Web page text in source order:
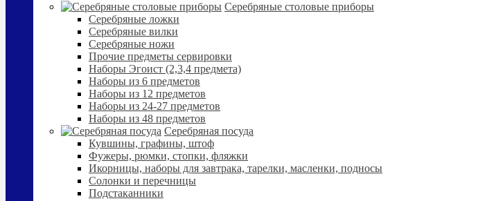
Cеребряные столовые приборы
Серебряные ложки
Серебряные вилки
Серебряные ножи
Прочие предметы сервировки
Наборы Эгоист (2,3,4 предмета)
Наборы из 6 предметов
Наборы из 12 предметов
Наборы из 24-27 предметов
Наборы из 48 предметов
Серебряная посуда
Кувшины, графины, штоф
Фужеры, рюмки, стопки, фляжки
Икорницы, наборы для завтрака, тарелки, масленки, подносы
Солонки и перечницы
Подстаканники